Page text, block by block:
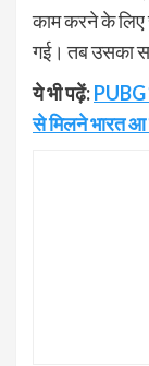
काम करने के
गई। तब उसका
ये भी पढ़ें:PUBG
से मिलने भारत आ